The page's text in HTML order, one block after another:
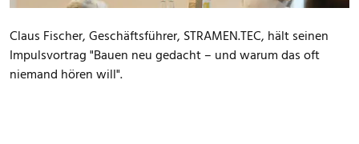
Claus Fischer, Geschäftsführer, STRAMEN.TEC, hält seinen
Impulsvortrag "Bauen neu gedacht – und warum das oft
niemand hören will".